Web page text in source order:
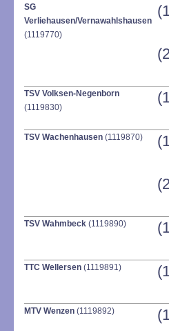
SG
Verliehausen/Vernawahlshausen
(1119770)
TSV Volksen-Negenborn
(1119830)
TSV Wachenhausen (1119870)
TSV Wahmbeck (1119890)
TTC Wellersen (1119891)
MTV Wenzen (1119892)